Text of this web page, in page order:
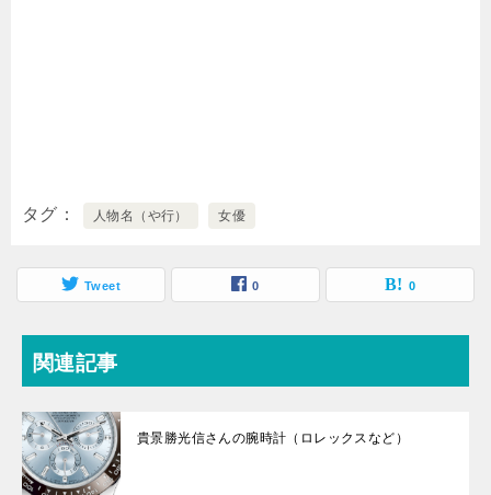
タグ 人物名（や行） 女優
Tweet 0 0
関連記事
貴景勝光信さんの腕時計（ロレックスなど）